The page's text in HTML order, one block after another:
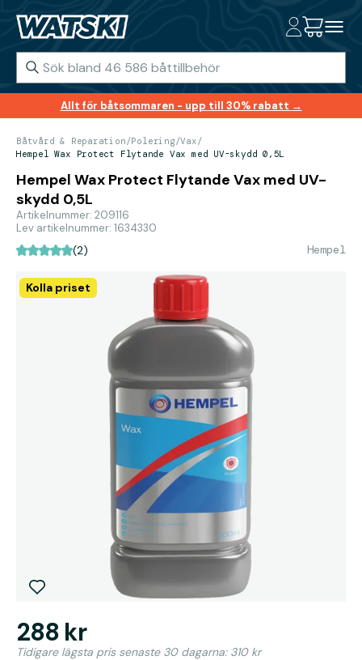
Allt för båtsommaren - upp till 30% rabatt →
Båtvård & Reparation/Polering/Vax/
Hempel Wax Protect Flytande Vax med UV-skydd 0,5L
Hempel Wax Protect Flytande Vax med UV-
skydd 0,5L
Artikelnummer: 209116
Lev artikelnummer: 1634330
(2) Hempel
Kolla priset
288 kr
Tidigare lägsta pris senaste 30 dagarna: 310 kr